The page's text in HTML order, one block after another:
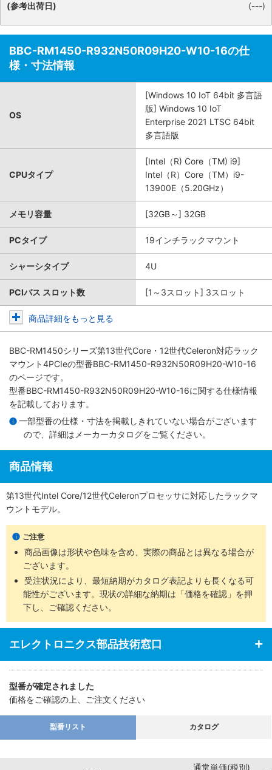
(参考出荷日)
(---)
BBC-RM1450-R932N50R09H20-W10-16の仕
様・寸法情報
OS
[Windows 10 IoT 64bit 多言語
版] Windows 10 IoT
Enterprise 2021 LTSC 64bit
多言語版
CPUタイプ
[Intel（R) Core（TM) i9]
Intel（R）Core（TM）i9-
13900E（5.20GHz）
メモリ容量 [32GB～] 32GB
PCタイプ 19インチラックマウント
シャーシタイプ 4U
PCIバス スロット数 [1～3スロット] 3スロット
商品詳細をもっと見る
BBC-RM1450シリーズ第13世代Core・12世代Celeron対応ラック
マウント4PCIeの型番BBC-RM1450-R932N50R09H20-W10-16
のページです。
型番BBC-RM1450-R932N50R09H20-W10-16に関する仕様情報
を記載しております。
一部型番の仕様・寸法を掲載しきれていない場合がございます
ので、詳細は メーカーカタログをご覧ください。
商品情報
第13世代Intel Core/12世代Celeronプロセッサに対応したラックマ
ウントモデル。
ご注意
商品画像は形状や色味を含め、実際の商品とは異なる場合が
ございます。
受注状況により、最短納期がカタログ表記よりも長くなる可
能性がございます。現状の詳細な納期は「価格を確認」を押
下し、ご確認ください。
エレクトロニクス部品技術窓口
型番が確定されました
価格をご確認の上、ご注文ください
型番リスト カタログ
通常単価(税別)